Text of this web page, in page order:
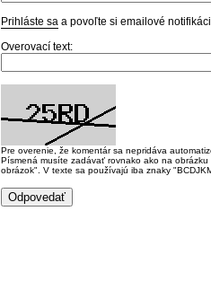
Prihláste sa a povoľte si emailové
Overovací text:
Pre overenie, že komentár sa nepridáva
Písmená musíte zadávať rovnako ako na
obrázok". V texte sa používajú iba znaky